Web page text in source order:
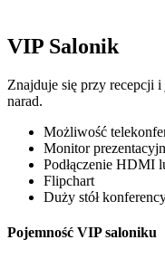
VIP Salonik
Znajduje się przy recepcji
narad.
Możliwość
Monitor
Podłączenie HDMI
Flipchart
Duży stół
Pojemność VIP saloniku